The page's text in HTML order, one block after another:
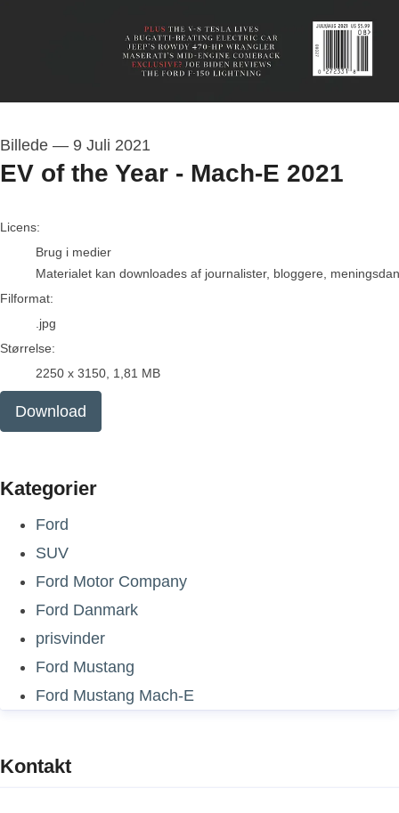
Billede — 9 Juli 2021
EV of the Year - Mach-E 2021
go to media item
Licens:
Brug i medier
Materialet kan downloades af journalister, bloggere,
Filformat:
.jpg
Størrelse:
2250 x 3150, 1,81 MB
Download
Kategorier
Ford
SUV
Ford Motor Company
Ford Danmark
prisvinder
Ford Mustang
Ford Mustang Mach-E
Kontakt